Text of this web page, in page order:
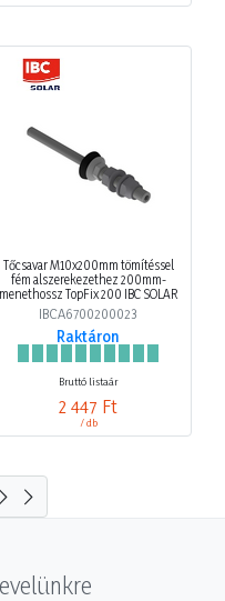
Tőcsavar M10x200mm tömítéssel
fém alszerekezethez 200mm-
menethossz TopFix 200 IBC SOLAR
IBCA6700200023
Raktáron
Bruttó listaár
2 447 Ft
/ db